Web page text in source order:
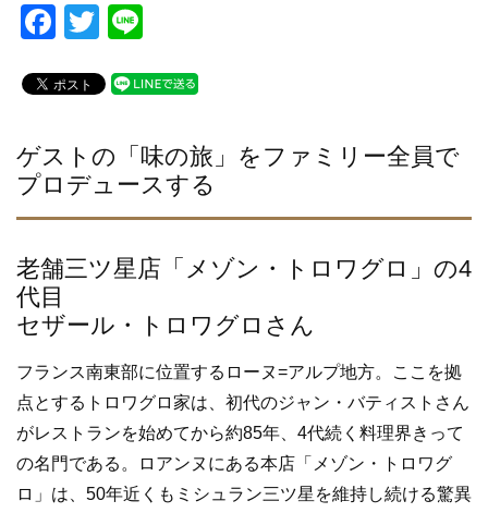
F
c
b
o
o
k
T
tt
e
ゲストの「味の旅」をファミリー全員で
プロデュースする
老舗三ツ星店「メゾン・トロワグロ」の4
代目
セザール・トロワグロさん
フランス南東部に位置するローヌ=アルプ地方。ここを拠
点とするトロワグロ家は、初代のジャン・バティストさん
がレストランを始めてから約85年、4代続く料理界きって
の名門である。ロアンヌにある本店「メゾン・トロワグ
ロ」は、50年近くもミシュラン三ツ星を維持し続ける驚異